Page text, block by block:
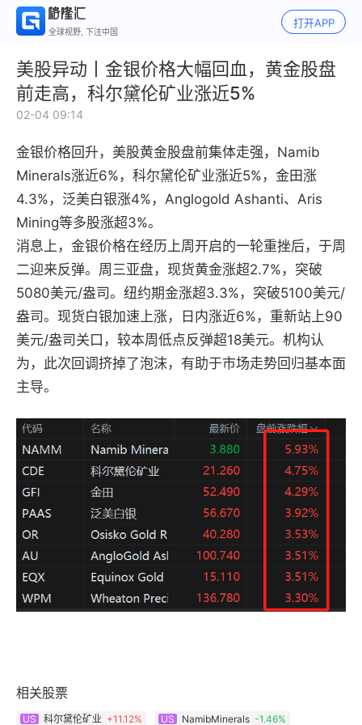
全球视野, 下注中国
打开APP
美股异动丨金银价格大幅回血，黄金股盘
前走高，科尔黛伦矿业涨近5%
02-04 09:14
金银价格回升，美股黄金股盘前集体走强，Namib
Minerals涨近6%，科尔黛伦矿业涨近5%，金田涨
4.3%，泛美白银涨4%，Anglogold Ashanti、Aris
Mining等多股涨超3%。
消息上，金银价格在经历上周开启的一轮重挫后，于周
二迎来反弹。周三亚盘，现货黄金涨超2.7%，突破
5080美元/盎司。纽约期金涨超3.3%，突破5100美元/
盎司。现货白银加速上涨，日内涨近6%，重新站上90
美元/盎司关口，较本周低点反弹超18美元。机构认
为，此次回调挤掉了泡沫，有助于市场走势回归基本面
主导。
相关股票
US 科尔黛伦矿业 +11.12% US NamibMinerals -1.46%